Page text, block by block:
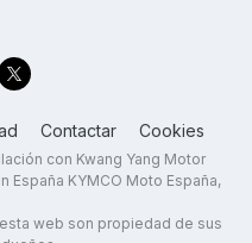
Contactar Cookies
con Kwang Yang Motor
España KYMCO Moto España,
web son propiedad de sus